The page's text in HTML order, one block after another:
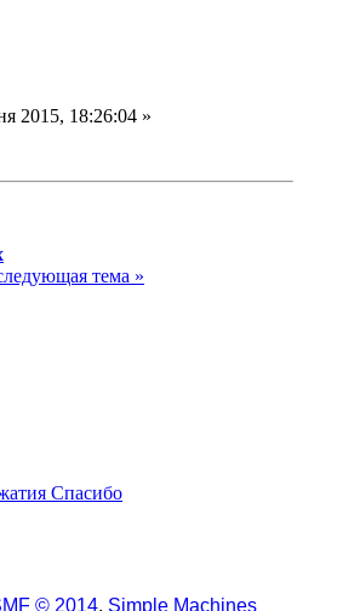
2015, 18:26:04 »
тема »
Спасибо
© 2014, Simple Machines